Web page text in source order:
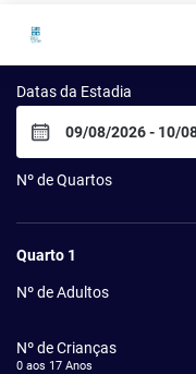
Hotel Via
Datas da Estadia
Nº de Quartos
Quarto 1
Nº de Adultos
Nº de Crianças
0 aos 17 Anos